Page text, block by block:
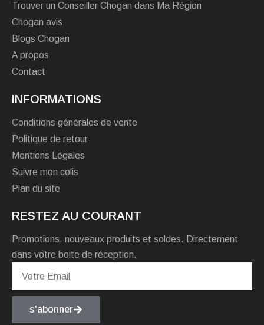
Trouver un Conseiller Chogan dans Ma Région
Chogan avis
Blogs Chogan
A propos
Contact
INFORMATIONS
Conditions générales de vente
Politique de retour
Mentions Légales
Suivre mon colis
Plan du site
RESTEZ AU COURANT
Promotions, nouveaux produits et soldes. Directement
dans votre boite de réception.
s'abonner